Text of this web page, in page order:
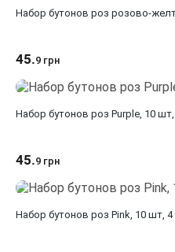
Набор бутонов роз розово-
45.9 грн
Набор бутонов роз Purple, 10
45.9 грн
Набор бутонов роз Pink, 10 шт,